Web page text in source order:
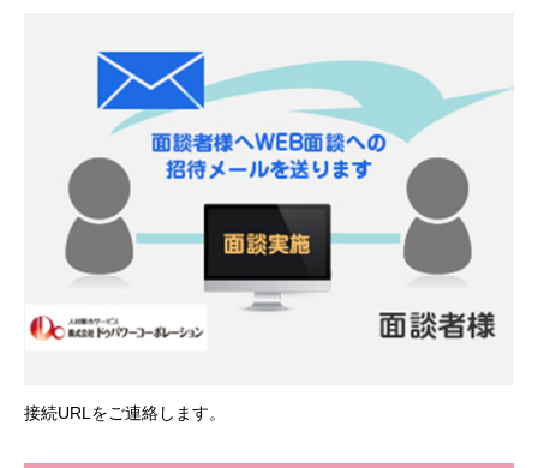
接続URLをご連絡します。